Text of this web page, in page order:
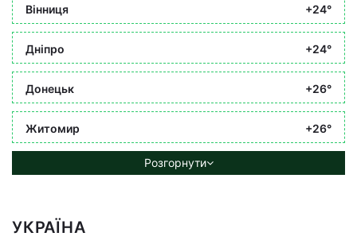
Вінниця +24°
Дніпро +24°
Донецьк +26°
Житомир +26°
Розгорнути
УКРАЇНА